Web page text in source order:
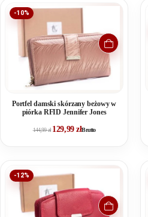
-10%
Portfel damski skórzany beżowy w
piórka RFID Jennifer Jones
144,99zł 129,99złBrutto
-12%